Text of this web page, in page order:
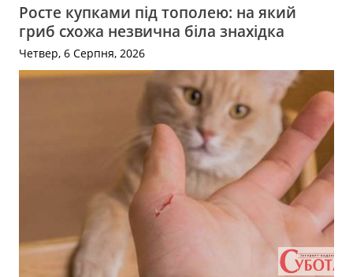
Росте купками під тополею: на який
гриб схожа незвична біла знахідка
Четвер, 6 Серпня, 2026